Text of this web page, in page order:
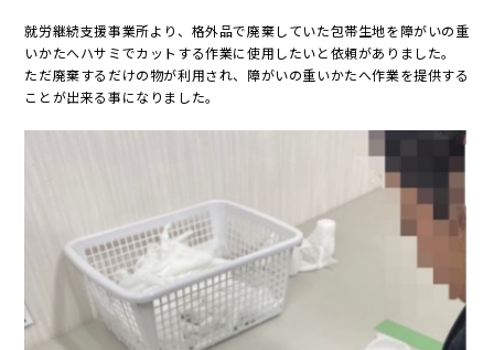
就労継続支援事業所より、格外品で廃棄していた包帯生地を障がいの重
いかたへハサミでカットする作業に使用したいと依頼がありました。
ただ廃棄するだけの物が利用され、障がいの重いかたへ作業を提供する
ことが出来る事になりました。